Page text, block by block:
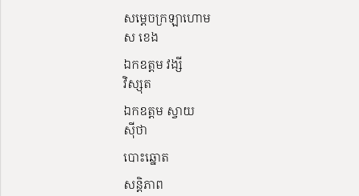
សម្ដេចក្រឡាហោម
ស ខេង
ឯកឧត្តម វង្សី
វិស្សុត
ឯកឧត្តម ស្វាយ
ស៊ីថា
បោះឆ្នោត
សន្តិភាព